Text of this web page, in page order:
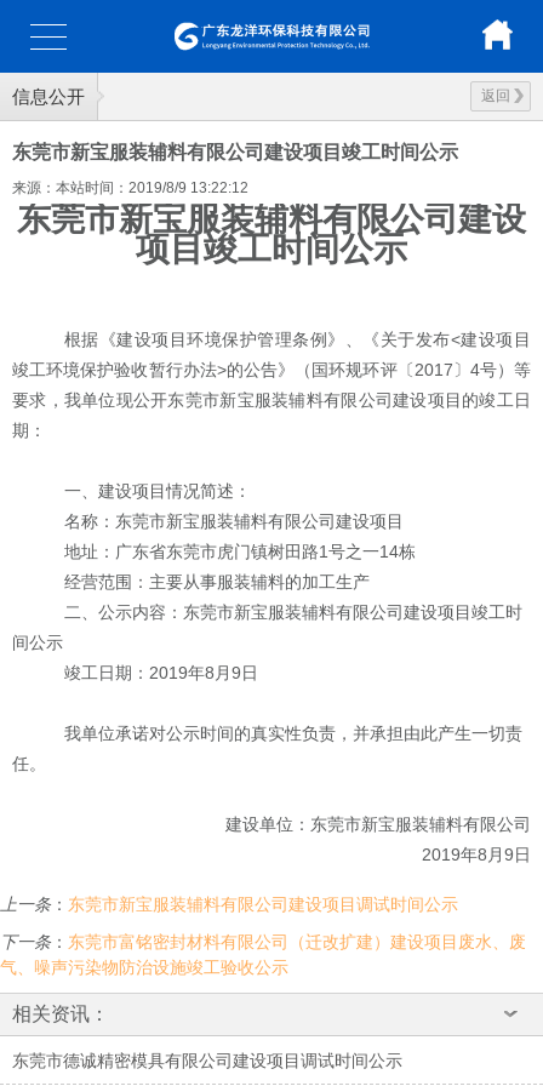
信息公开 返回
东莞市新宝服装辅料有限公司建设项目竣工时间公示
来源：本站时间：2019/8/9 13:22:12
东莞市新宝服装辅料有限公司 建设
项目竣工时间公示
根据《建设项目环境保护管理条例》、《关于发布<建设项目
竣工环境保护验收暂行办法>的公告》（国环规环评〔2017〕 4号）等
要求，我单位现公开东莞市新宝服装辅料有限公司建设项目的竣工日
期：
一、建设项目情况简述：
名称： 东莞市新宝服装辅料有限公司建设项目
地址：广东省东莞市虎门镇树田路1号之一14栋
经营范围：主要从事服装辅料的加工生产
二、公示内容： 东莞市新宝服装辅料有限公司建设项目竣工时
间公示
竣工日期： 2019年8 月9日
我单位承诺对公示时间的真实性负责，并承担由此产生一切责
任。
建设单位： 东莞市新宝服装辅料有限公司
2019年8 月9日
上一条： 东莞市新宝服装辅料有限公司建设项目调试时间公示
下一条： 东莞市富铭密封材料有限公司（迁改扩建）建设项目废水、废
气、噪声污染物防治设施竣工验收公示
相关资讯：
东莞市德诚精密模具有限公司建设项目调试时间公示